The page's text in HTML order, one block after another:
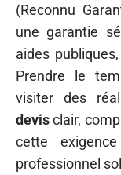
(Reconnu
une garantie
aides
Prendre le
visiter des
devisclair,
cette
professionnel